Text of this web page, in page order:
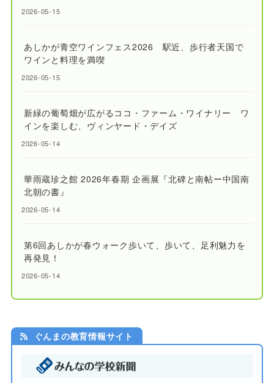
2026-05-15
あしかが青空ワインフェス2026 駅近、歩行者天国で
ワインと料理を満喫
2026-05-15
新緑の葡萄畑が広がるココ・ファーム・ワイナリー ワ
インを楽しむ、ヴィンヤード・デイズ
2026-05-14
華雨蔵珍之館 2026年春期 企画展『北碑と南帖ー中国南
北朝の書』
2026-05-14
第6回あしかが春ウォーク歩いて、歩いて、足利魅力を
再発見！
2026-05-14
ぐんまの教育情報サイト